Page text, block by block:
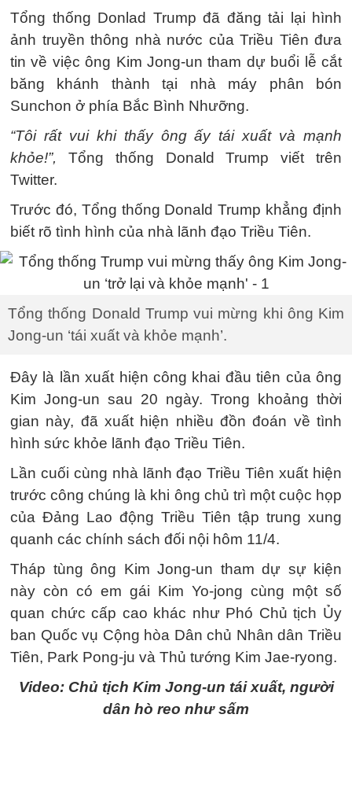
Tổng thống Donlad Trump đã đăng tải lại hình
ảnh truyền thông nhà nước của Triều Tiên đưa
tin về việc ông Kim Jong-un tham dự buổi lễ cắt
băng khánh thành tại nhà máy phân bón
Sunchon ở phía Bắc Bình Nhưỡng.
“Tôi rất vui khi thấy ông ấy tái xuất và mạnh
khỏe!”, Tổng thống Donald Trump viết trên
Twitter.
Trước đó, Tổng thống Donald Trump khẳng định
biết rõ tình hình của nhà lãnh đạo Triều Tiên.
Tổng thống Donald Trump vui mừng khi ông Kim
Jong-un ‘tái xuất và khỏe mạnh’.
Đây là lần xuất hiện công khai đầu tiên của ông
Kim Jong-un sau 20 ngày. Trong khoảng thời
gian này, đã xuất hiện nhiều đồn đoán về tình
hình sức khỏe lãnh đạo Triều Tiên.
Lần cuối cùng nhà lãnh đạo Triều Tiên xuất hiện
trước công chúng là khi ông chủ trì một cuộc họp
của Đảng Lao động Triều Tiên tập trung xung
quanh các chính sách đối nội hôm 11/4.
Tháp tùng ông Kim Jong-un tham dự sự kiện
này còn có em gái Kim Yo-jong cùng một số
quan chức cấp cao khác như Phó Chủ tịch Ủy
ban Quốc vụ Cộng hòa Dân chủ Nhân dân Triều
Tiên, Park Pong-ju và Thủ tướng Kim Jae-ryong.
Video: Chủ tịch Kim Jong-un tái xuất, người
dân hò reo như sấm